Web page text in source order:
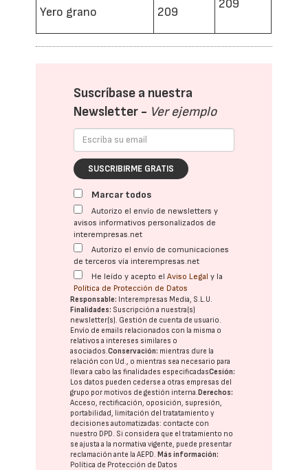
Yero grano 209
209
Suscríbase a nuestra
Newsletter - Ver ejemplo
SUSCRIBIRME GRATIS
Marcar todos
Autorizo el envío de newsletters y
avisos informativos personalizados de
interempresas.net
Autorizo el envío de comunicaciones
de terceros vía interempresas.net
He leído y acepto elAviso Legal y la
Política de Protección de Datos
Responsable: Interempresas Media, S.L.U.
Finalidades: Suscripción a nuestra(s)
newsletter(s). Gestión de cuenta de usuario.
Envío de emails relacionados con la misma o
relativos a intereses similares o
asociados.Conservación: mientras dure la
relación con Ud., o mientras sea necesario para
llevar a cabo las finalidades especificadasCesión:
Los datos pueden cederse a otras empresas del
grupo por motivos de gestión interna.Derechos:
Acceso, rectificación, oposición, supresión,
portabilidad, limitación del tratatamiento y
decisiones automatizadas: contacte con
nuestro DPD. Si considera que el tratamiento no
se ajusta a la normativa vigente, puede presentar
reclamación ante laAEPD.Más información:
Política de Protección de Datos